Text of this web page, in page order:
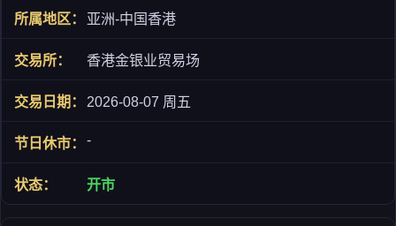
亚洲-中国香港
香港金银业贸易场
2026-08-07 周五
-
开市